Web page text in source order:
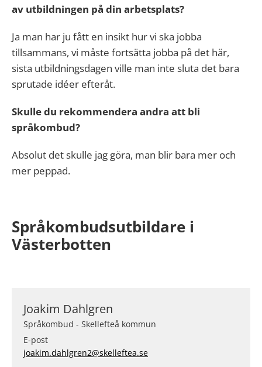
av utbildningen på din arbetsplats?
Ja man har ju fått en insikt hur vi ska jobba
tillsammans, vi måste fortsätta jobba på det här,
sista utbildningsdagen ville man inte sluta det bara
sprutade idéer efteråt.
Skulle du rekommendera andra att bli
språkombud?
Absolut det skulle jag göra, man blir bara mer och
mer peppad.
Språkombudsutbildare i
Västerbotten
Joakim Dahlgren
Språkombud - Skellefteå kommun
E-post
joakim.dahlgren2@skelleftea.se